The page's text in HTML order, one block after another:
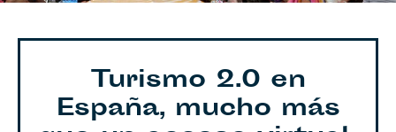
Turismo 2.0 en
España, mucho más